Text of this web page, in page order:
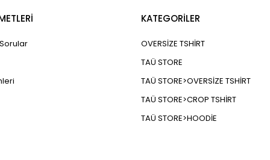
KATEGORİLER
OVERSİZE TSHİRT
TAÜ STORE
TAÜ STORE>OVERSİZE TSHİRT
TAÜ STORE>CROP TSHİRT
TAÜ STORE>HOODİE